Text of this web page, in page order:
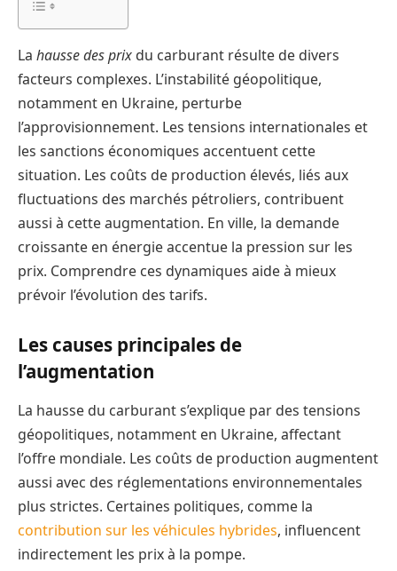
La hausse des prix du carburant résulte de divers
facteurs complexes. L’instabilité géopolitique,
notamment en Ukraine, perturbe
l’approvisionnement. Les tensions internationales et
les sanctions économiques accentuent cette
situation. Les coûts de production élevés, liés aux
fluctuations des marchés pétroliers, contribuent
aussi à cette augmentation. En ville, la demande
croissante en énergie accentue la pression sur les
prix. Comprendre ces dynamiques aide à mieux
prévoir l’évolution des tarifs.
Les causes principales de
l’augmentation
La hausse du carburant s’explique par des tensions
géopolitiques, notamment en Ukraine, affectant
l’offre mondiale. Les coûts de production augmentent
aussi avec des réglementations environnementales
plus strictes. Certaines politiques, comme la
contribution sur les véhicules hybrides, influencent
indirectement les prix à la pompe.